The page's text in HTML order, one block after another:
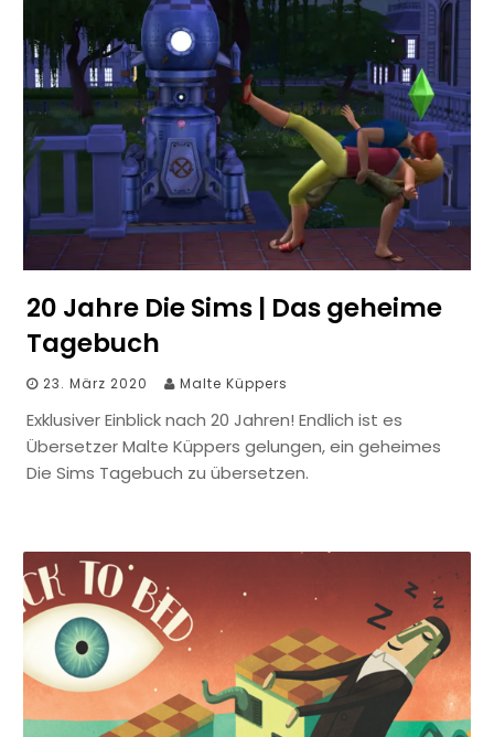
20 Jahre Die Sims | Das geheime
Tagebuch
23. März 2020 Malte Küppers
Exklusiver Einblick nach 20 Jahren! Endlich ist es
Übersetzer Malte Küppers gelungen, ein geheimes
Die Sims Tagebuch zu übersetzen.